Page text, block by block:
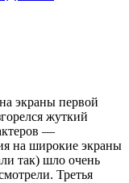
экраны первой
жуткий
—
на широкие экраны
так) шло очень
Третья